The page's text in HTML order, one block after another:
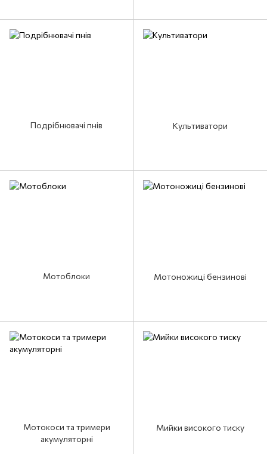
Подрібнювачі пнів Культиватори
Мотоблоки Мотоножиці бензинові
Мотокоси та тримери
акумуляторні
Мийки високого тиску